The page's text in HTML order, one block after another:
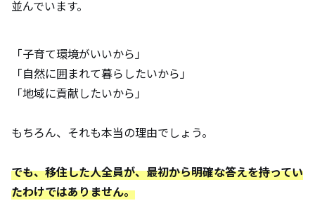
並んでいます。
「子育て環境がいいから」
「自然に囲まれて暮らしたいから」
「地域に貢献したいから」
もちろん、それも本当の理由でしょう。
でも、移住した人全員が、最初から明確な答えを持ってい
たわけではありません。